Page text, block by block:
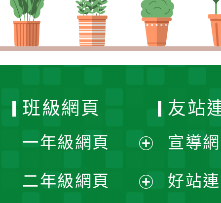
班級網頁
一年級網頁
開
二年級網頁
友站
宣導
好站